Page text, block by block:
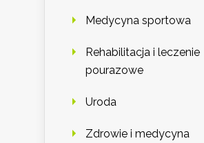
Medycyna sportowa
Rehabilitacja i leczenie
pourazowe
Uroda
Zdrowie i medycyna